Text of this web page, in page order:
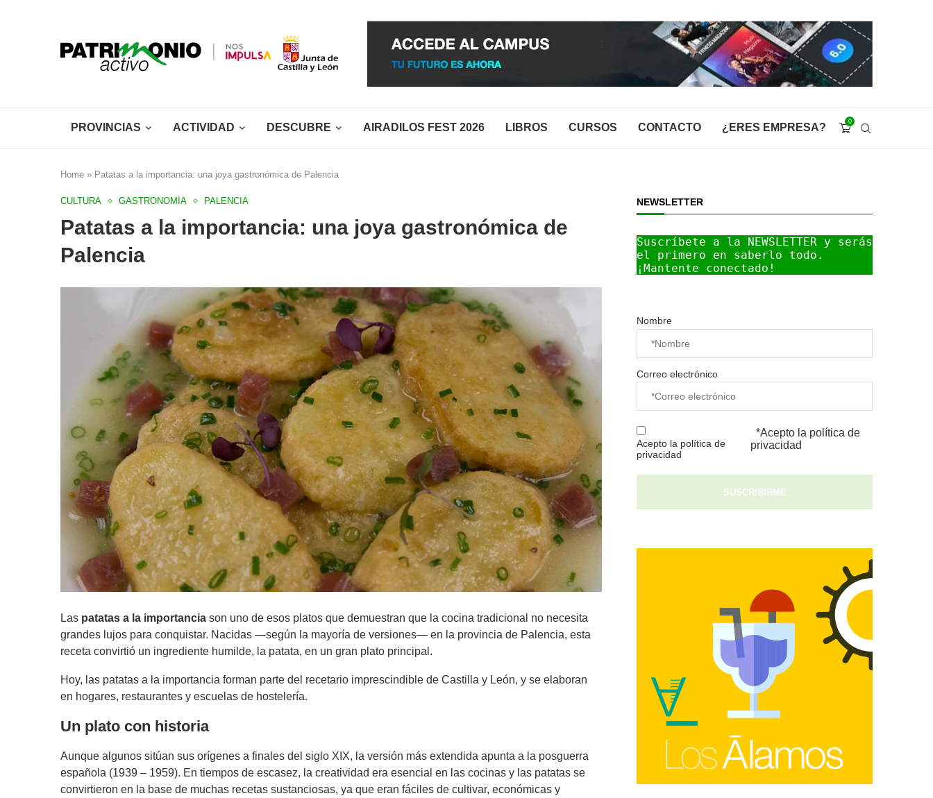
PROVINCIAS ACTIVIDAD DESCUBRE AIRADILOS FEST 2026 LIBROS CURSOS CONTACTO ¿ERES EMPRESA? 0
Home » Patatas a la importancia: una joya gastronómica de Palencia
CULTURA GASTRONOMÍA PALENCIA
Patatas a la importancia: una joya gastronómica de
Palencia
Las patatas a la importancia son uno de esos platos que demuestran que la cocina tradicional no necesita
grandes lujos para conquistar. Nacidas —según la mayoría de versiones— en la provincia de Palencia, esta
receta convirtió un ingrediente humilde, la patata, en un gran plato principal.
Hoy, las patatas a la importancia forman parte del recetario imprescindible de Castilla y León, y se elaboran
en hogares, restaurantes y escuelas de hostelería.
Un plato con historia
Aunque algunos sitúan sus orígenes a finales del siglo XIX, la versión más extendida apunta a la posguerra
española (1939 – 1959). En tiempos de escasez, la creatividad era esencial en las cocinas y las patatas se
convirtieron en la base de muchas recetas sustanciosas, ya que eran fáciles de cultivar, económicas y
NEWSLETTER
Suscríbete a la NEWSLETTER y serás
el primero en saberlo todo.
¡Mantente conectado!
Nombre
Correo electrónico
Acepto la política de
privacidad
*Acepto la política de
privacidad